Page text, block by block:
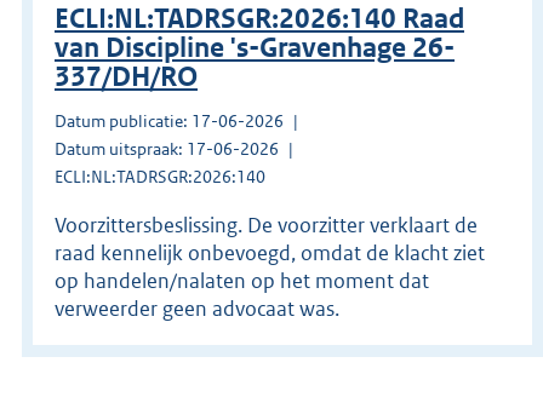
ECLI:NL:TADRSGR:2026:140 Raad
van Discipline 's-Gravenhage 26-
337/DH/RO
Datum publicatie: 17-06-2026
Datum uitspraak: 17-06-2026
ECLI:NL:TADRSGR:2026:140
Voorzittersbeslissing. De voorzitter verklaart de
raad kennelijk onbevoegd, omdat de klacht ziet
op handelen/nalaten op het moment dat
verweerder geen advocaat was.